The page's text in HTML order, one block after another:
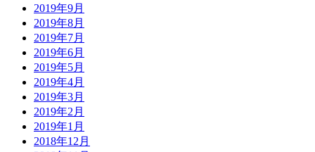
2019年9月
2019年8月
2019年7月
2019年6月
2019年5月
2019年4月
2019年3月
2019年2月
2019年1月
2018年12月